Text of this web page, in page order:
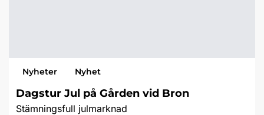
Nyheter Nyhet
Dagstur Jul på Gården vid Bron
Stämningsfull julmarknad